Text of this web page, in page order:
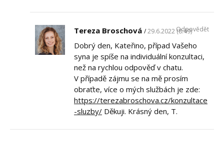
Tereza Broschová 29.6.2022 (8:49)
Dobrý den, Kateřino, případ Vašeho
syna je spíše na individuální konzultaci,
než na rychlou odpověď v chatu.
V případě zájmu se na mě prosím
obraťte, více o mých službách je zde:
https://terezabroschova.cz/konzultace
-sluzby/ Děkuji. Krásný den, T.
Odpovědět